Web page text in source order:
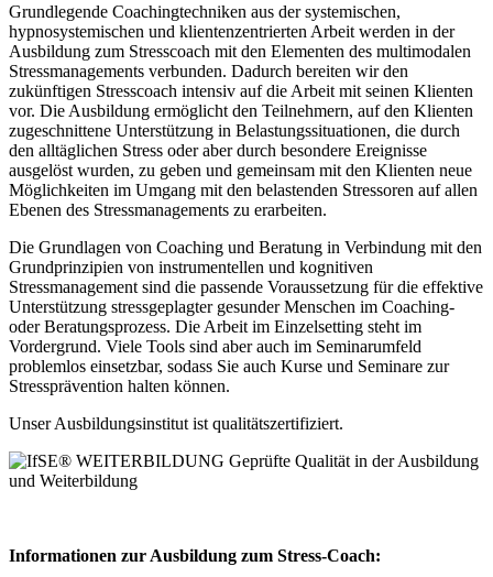
Grundlegende Coachingtechniken aus der systemischen,
hypnosystemischen und klientenzentrierten Arbeit werden in der
Ausbildung zum Stresscoach mit den Elementen des multimodalen
Stressmanagements verbunden. Dadurch bereiten wir den
zukünftigen Stresscoach intensiv auf die Arbeit mit seinen Klienten
vor. Die Ausbildung ermöglicht den Teilnehmern, auf den Klienten
zugeschnittene Unterstützung in Belastungssituationen, die durch
den alltäglichen Stress oder aber durch besondere Ereignisse
ausgelöst wurden, zu geben und gemeinsam mit den Klienten neue
Möglichkeiten im Umgang mit den belastenden Stressoren auf allen
Ebenen des Stressmanagements zu erarbeiten.
Die Grundlagen von Coaching und Beratung in Verbindung mit den
Grundprinzipien von instrumentellen und kognitiven
Stressmanagement sind die passende Voraussetzung für die effektive
Unterstützung stressgeplagter gesunder Menschen im Coaching-
oder Beratungsprozess. Die Arbeit im Einzelsetting steht im
Vordergrund. Viele Tools sind aber auch im Seminarumfeld
problemlos einsetzbar, sodass Sie auch Kurse und Seminare zur
Stressprävention halten können.
Unser Ausbildungsinstitut ist qualitätszertifiziert.
Informationen zur Ausbildung zum Stress-Coach: